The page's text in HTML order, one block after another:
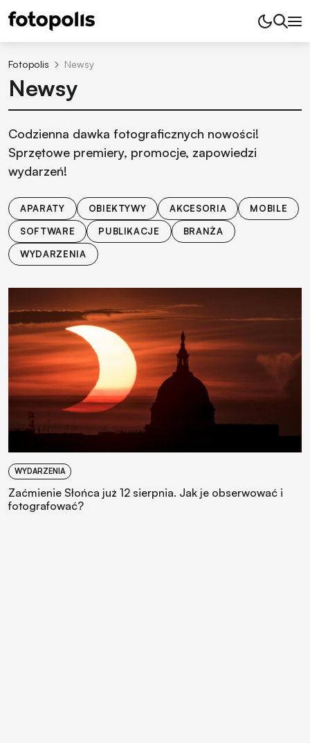
Fotopolis Newsy
Newsy
Codzienna dawka fotograficznych nowości!
Sprzętowe premiery, promocje, zapowiedzi
wydarzeń!
APARATY OBIEKTYWY AKCESORIA MOBILE
SOFTWARE PUBLIKACJE BRANŻA
WYDARZENIA
WYDARZENIA
Zaćmienie Słońca już 12 sierpnia. Jak je obserwować i
fotografować?